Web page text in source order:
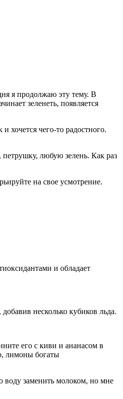
я продолжаю эту тему. В
зеленеть, появляется
хочется чего-то радостного.
любую зелень. Как раз
на свое усмотрение.
и обладает
несколько кубиков льда.
его с киви и ананасом в
лимоны богаты
воду заменить молоком, но мне